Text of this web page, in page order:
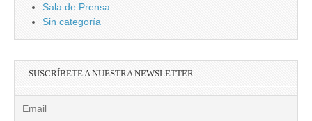
Sala de Prensa
Sin categoría
SUSCRÍBETE A NUESTRA NEWSLETTER